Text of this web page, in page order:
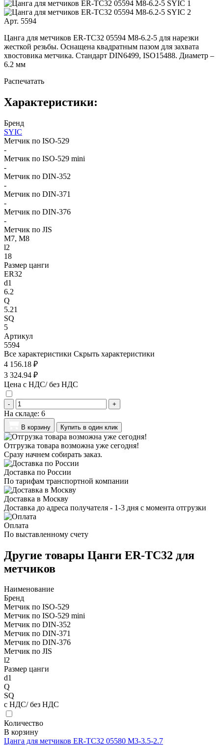
Арт. 5594
Цанга для метчиков ER-TC32 05594 M8-6.2-5 для нарезки
жесткой резьбы. Оснащена квадратным пазом для захвата
хвостовика метчика. Стандарт DIN6499, ISO15488. Диаметр –
6.2 мм
Распечатать
Характеристики:
Бренд
SYIC
Метчик по ISO-529
-
Метчик по ISO-529 mini
-
Метчик по DIN-352
-
Метчик по DIN-371
-
Метчик по DIN-376
-
Метчик по JIS
M7, M8
l2
18
Размер цанги
ER32
d1
6.2
Q
5.21
SQ
5
Артикул
5594
Все характеристики Скрыть характеристики
4 156.18 ₽
3 324.94 ₽
Цена с НДС/ без НДС
- +
На складе: 6
В корзину Купить в один клик
Отгрузка товара возможна уже сегодня!
Сразу начнем собирать заказ.
Доставка по России
По тарифам транспортной компании
Доставка в Москву
Доставка до адреса получателя - 1-3 дня с момента отгрузки
Оплата
По выставленному счету
Другие товары Цанги ER-TC32 для
метчиков
Наименование
Бренд
Метчик по ISO-529
Метчик по ISO-529 mini
Метчик по DIN-352
Метчик по DIN-371
Метчик по DIN-376
Метчик по JIS
l2
Размер цанги
d1
Q
SQ
с НДС/ без НДС
Количество
В корзину
Цанга для метчиков ER-TC32 05580 M3-3.5-2.7